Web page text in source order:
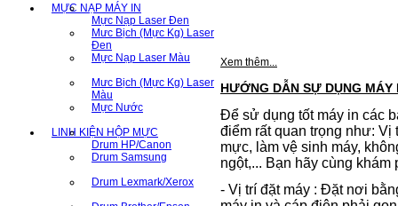
MỰC NẠP MÁY IN
Mực Nạp Laser Đen
Mưc Bịch (Mực Kg) Laser
Đen
Mực Nạp Laser Màu
Mưc Bịch (Mực Kg) Laser
Màu
Mực Nước
LINH KIỆN HỘP MỰC
Drum HP/Canon
Drum Samsung
Drum Lexmark/Xerox
Xem thêm...
HƯỚNG DẪN SỰ DỤNG MÁY
Để sử dụng tốt máy in các
điểm rất quan trọng như: Vị
mực, làm vệ sinh máy,
ngột,... Bạn hãy cùng khám
- Vị trí đặt máy : Đặt nơi